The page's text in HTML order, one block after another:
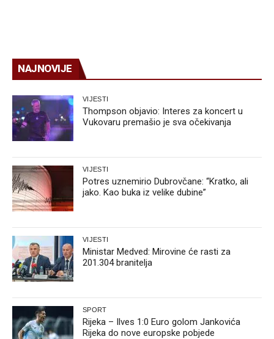
NAJNOVIJE
VIJESTI
Thompson objavio: Interes za koncert u
Vukovaru premašio je sva očekivanja
VIJESTI
Potres uznemirio Dubrovčane: “Kratko, ali
jako. Kao buka iz velike dubine”
VIJESTI
Ministar Medved: Mirovine će rasti za
201.304 branitelja
SPORT
Rijeka – Ilves 1:0 Euro golom Jankovića
Rijeka do nove europske pobjede